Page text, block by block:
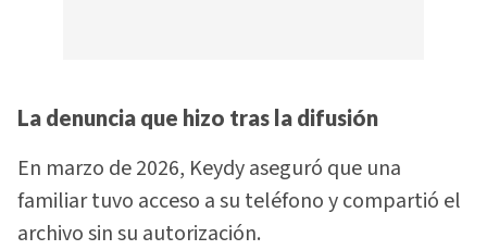
La denuncia que hizo tras la difusión
En marzo de 2026, Keydy aseguró que una
familiar tuvo acceso a su teléfono y compartió el
archivo sin su autorización.